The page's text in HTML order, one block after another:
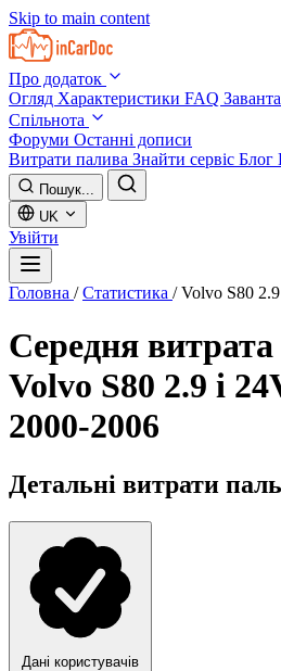
Skip to main content
Про додаток
Огляд Характеристики FAQ
Спільнота
Форуми Останні дописи
Витрати палива Знайти сервіс Блог
Пошук...
UK
Увійти
Головна / Статистика / Volvo S80
Середня
Volvo S80 2.9 i
2000-2006
Детальні витрати
Дані користувачів